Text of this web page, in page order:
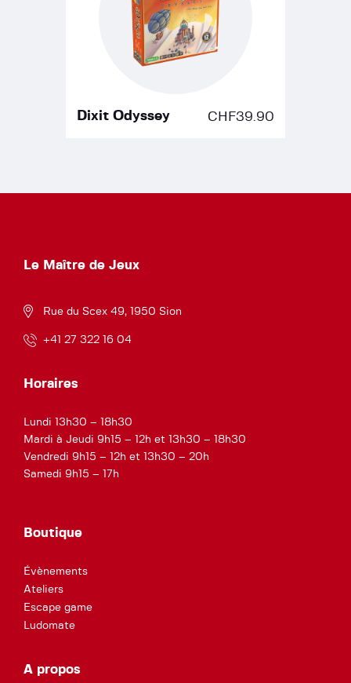
Dixit Odyssey CHF39.90
Le Maître de Jeux
Rue du Scex 49, 1950 Sion
+41 27 322 16 04
Horaires
Lundi 13h30 – 18h30
Mardi à Jeudi 9h15 – 12h et 13h30 – 18h30
Vendredi 9h15 – 12h et 13h30 – 20h
Samedi 9h15 – 17h
Boutique
Évènements
Ateliers
Escape game
Ludomate
A propos